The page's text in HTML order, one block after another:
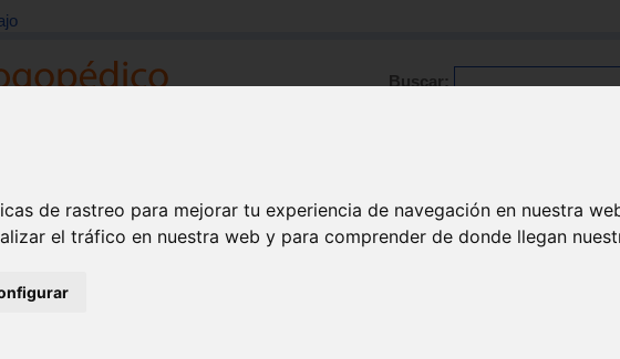
de rastreo para mejorar tu experiencia de navegación en nuestra
el tráfico en nuestra web y para comprender de donde llegan
Buscar: